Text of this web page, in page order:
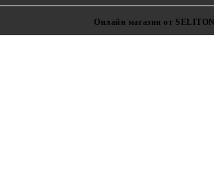
Онлайн магазин от SELITON